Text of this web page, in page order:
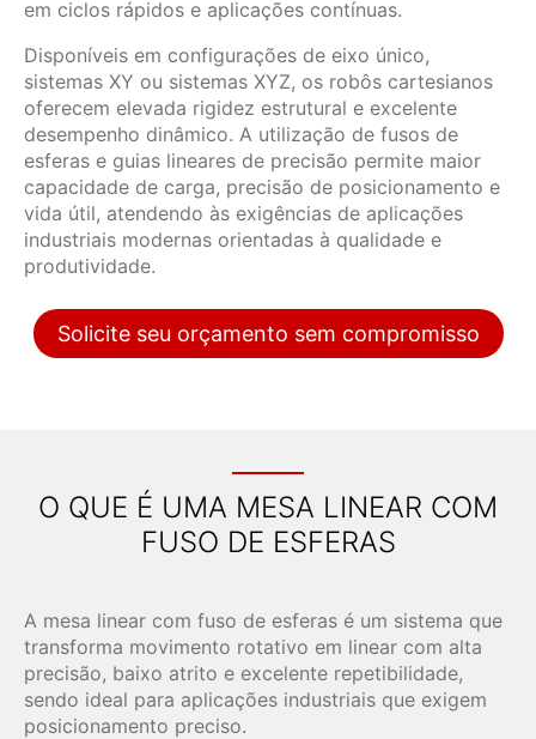
em ciclos rápidos e aplicações contínuas.
Disponíveis em configurações de eixo único,
sistemas XY ou sistemas XYZ, os robôs cartesianos
oferecem elevada rigidez estrutural e excelente
desempenho dinâmico. A utilização de fusos de
esferas e guias lineares de precisão permite maior
capacidade de carga, precisão de posicionamento e
vida útil, atendendo às exigências de aplicações
industriais modernas orientadas à qualidade e
produtividade.
Solicite seu orçamento sem compromisso
O QUE É UMA MESA LINEAR COM
FUSO DE ESFERAS
A mesa linear com fuso de esferas é um sistema que
transforma movimento rotativo em linear com alta
precisão, baixo atrito e excelente repetibilidade,
sendo ideal para aplicações industriais que exigem
posicionamento preciso.